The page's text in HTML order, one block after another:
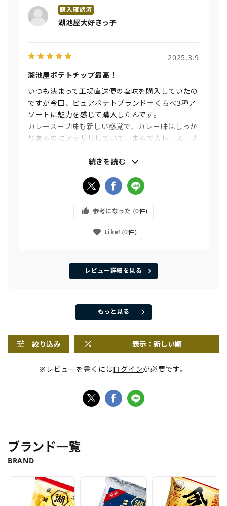
湖池屋大好きっ子
2025.3.9
湖池屋ポテトチップ最高！
いつも決まって工場直送便の塩味を購入していたの
ですが今回、ピュアポテトブランド芋くらべ3種ア
ソートに魅力を感じて購入したんです。
カレースープ味も新しい感覚で、カレー味はしっか
りあるのにアッサリしていて、まるでカレースープ
味はしっかりしててアッサリしていてメッチャ美
あと、いか塩辛ポテトチップスは娘が1度に2袋は
超速で完食でした（笑）
続きを読む
参考になった 0
Like! 0
レビュー詳細を見る
もっと見る
絞り込み 表示：新しい順
※レビューを書くにはログインが必要です。
ブランド一覧
BRAND